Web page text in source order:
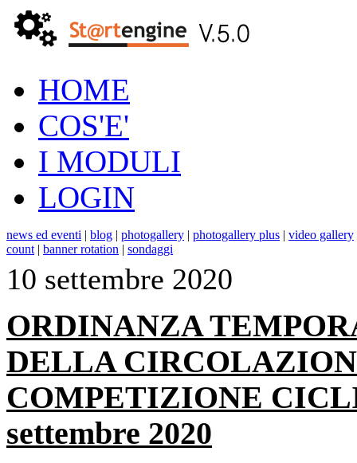
HOME
COS'E'
I MODULI
LOGIN
news ed eventi | blog | photogallery | photogallery plus | video gallery
count | banner rotation | sondaggi
10 settembre 2020
ORDINANZA
DELLA
COMPETIZIONE
settembre 2020